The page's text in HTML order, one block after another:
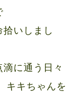
いしまし
に通う日々
キキちゃんを